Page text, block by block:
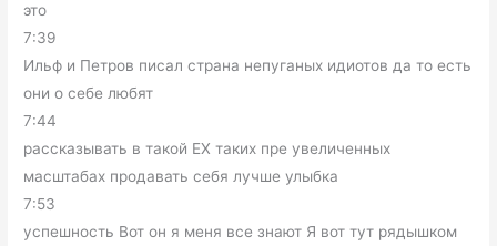
это
7:39
Ильф и Петров писал страна непуганых идиотов да то есть
они о себе любят
7:44
рассказывать в такой EX таких пре увеличенных
масштабах продавать себя лучше улыбка
7:53
успешность Вот он я меня все знают Я вот тут рядышком